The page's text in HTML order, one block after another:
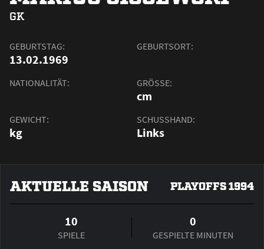
GK
GEBURTSTAG:
13.02.1969
GEBURTSORT:
NATIONALITÄT: GRÖSSE:
cm
GEWICHT:
kg
SCHUSSHAND:
Links
AKTUELLE SAISON PLAYOFFS 1994
10
SPIELE
0
GESPIELTE MINUTEN